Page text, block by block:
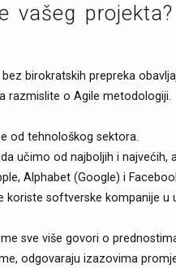
vašeg
birokratskih prepreka
razmislite o Agile metodologiji.
od tehnološkog sektora.
učimo od najboljih i
Alphabet (Google) i
softverske kompanije
sve više govori o
odgovaraju izazovima